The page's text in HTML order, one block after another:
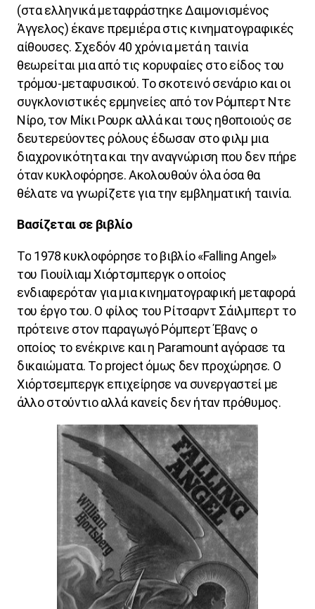
(στα ελληνικά μεταφράστηκε Δαιμονισμένος
Άγγελος) έκανε πρεμιέρα στις κινηματογραφικές
αίθουσες. Σχεδόν 40 χρόνια μετά η ταινία
θεωρείται μια από τις κορυφαίες στο είδος του
τρόμου-μεταφυσικού. Το σκοτεινό σενάριο και οι
συγκλονιστικές ερμηνείες από τον Ρόμπερτ Ντε
Νίρο, τον Μίκι Ρουρκ αλλά και τους ηθοποιούς σε
δευτερεύοντες ρόλους έδωσαν στο φιλμ μια
διαχρονικότητα και την αναγνώριση που δεν πήρε
όταν κυκλοφόρησε. Ακολουθούν όλα όσα θα
θέλατε να γνωρίζετε για την εμβληματική ταινία.
Βασίζεται σε βιβλίο
To 1978 κυκλοφόρησε το βιβλίο «FallingAngel »
του Γιουίλιαμ Χιόρτσμπεργκ ο οποίος
ενδιαφερόταν για μια κινηματογραφική μεταφορά
του έργο του. Ο φίλος του Ρίτσαρντ Σάιλμπερτ το
πρότεινε στον παραγωγό Ρόμπερτ Έβανς ο
οποίος το ενέκρινε και η Paramount αγόρασε τα
δικαιώματα. Το project όμως δεν προχώρησε. Ο
Χιόρτσεμπεργκ επιχείρησε να συνεργαστεί με
άλλο στούντιο αλλά κανείς δεν ήταν πρόθυμος.